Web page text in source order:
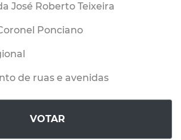
José Roberto Teixeira
Ponciano
de ruas e avenidas
VOTAR